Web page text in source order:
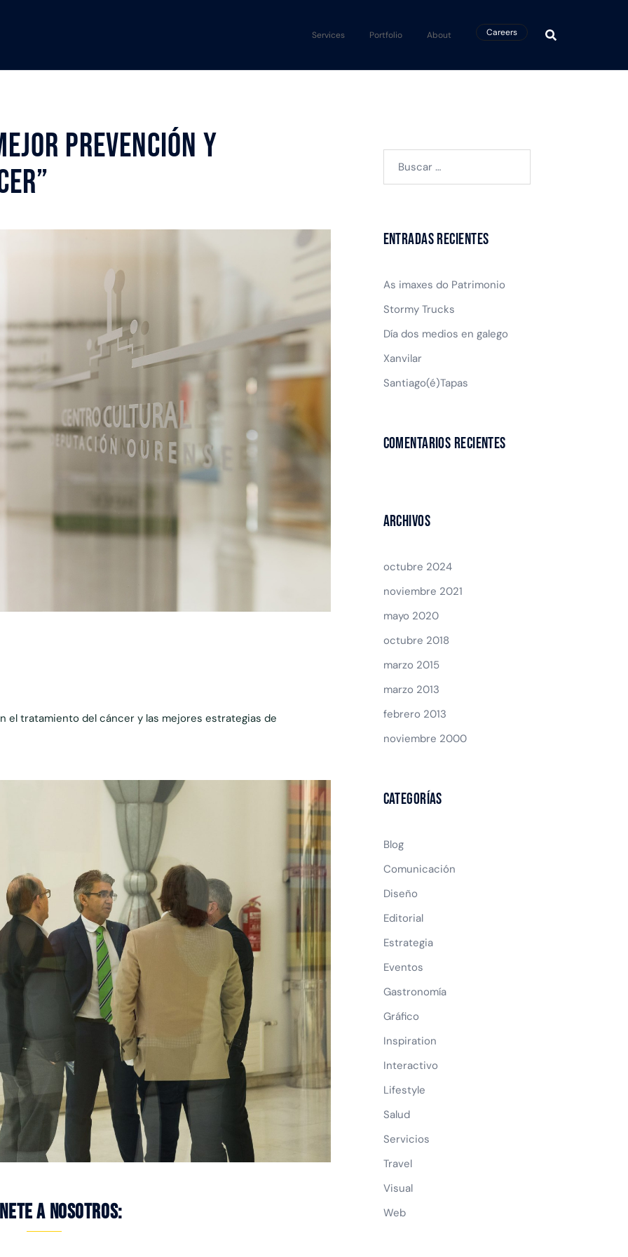
Services Portfolio About Careers
prevención y
el tratamiento del cáncer y las mejores estrategias de
A NOSOTROS:
Entradas recientes
As imaxes do Patrimonio
Stormy Trucks
Día dos medios en galego
Xanvilar
Santiago(é)Tapas
Comentarios recientes
Archivos
octubre 2024
noviembre 2021
mayo 2020
octubre 2018
marzo 2015
marzo 2013
febrero 2013
noviembre 2000
Categorías
Blog
Comunicación
Diseño
Editorial
Estrategia
Eventos
Gastronomía
Gráfico
Inspiration
Interactivo
Lifestyle
Salud
Servicios
Travel
Visual
Web